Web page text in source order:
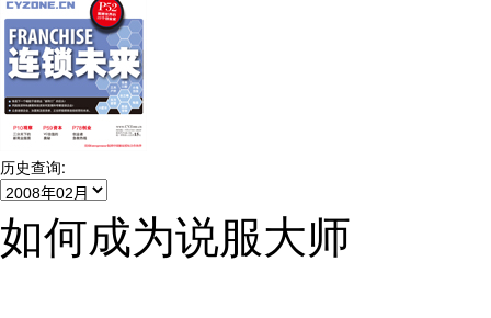
历史查询:
如何成为说服大师